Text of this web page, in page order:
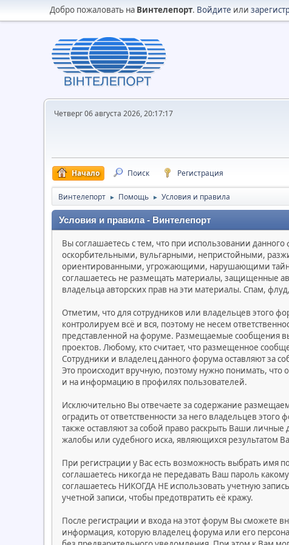
Добро пожаловать на Винтелепорт. Войдите или
Четверг 06 августа 2026, 20:17:17
Начало Поиск Регистрация
Винтелепорт ► Помощь ► Условия и правила
Условия и правила - Винтелепорт
Вы соглашаетесь с тем, что при использовании
оскорбительными, вульгарными, непристойными,
ориентированными, угрожающими, нарушающими
соглашаетесь не размещать материалы, защищенные
владельца авторских прав на эти материалы. Спам,
Отметим, что для сотрудников или владельцев этого
контролируем всё и вся, поэтому не несем
представленной на форуме. Размещаемые сообщения
проектов. Любому, кто считает, что размещенное
Сотрудники и владелец данного форума оставляют за
Это происходит вручную, поэтому нужно понимать, что
и на информацию в профилях пользователей.
Исключительно Вы отвечаете за содержание
оградить от ответственности за него владельцев
также оставляют за собой право раскрыть Ваши
жалобы или судебного иска, являющихся результатом
При регистрации у Вас есть возможность выбрать имя
соглашаетесь никогда не передавать Ваш пароль
соглашаетесь НИКОГДА НЕ использовать учетную
учетной записи, чтобы предотвратить её кражу.
После регистрации и входа на этот форум Вы сможете
информация, которую владелец форума или его